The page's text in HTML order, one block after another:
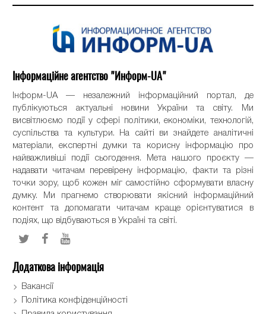
Інформаційне агентство "Информ-UA"
Інформ-UA — незалежний інформаційний портал, де
публікуються актуальні новини України та світу. Ми
висвітлюємо події у сфері політики, економіки, технологій,
суспільства та культури. На сайті ви знайдете аналітичні
матеріали, експертні думки та корисну інформацію про
найважливіші події сьогодення. Мета нашого проєкту —
надавати читачам перевірену інформацію, факти та різні
точки зору, щоб кожен міг самостійно сформувати власну
думку. Ми прагнемо створювати якісний інформаційний
контент та допомагати читачам краще орієнтуватися в
подіях, що відбуваються в Україні та світі.
Додаткова інформація
Вакансії
Політика конфіденційності